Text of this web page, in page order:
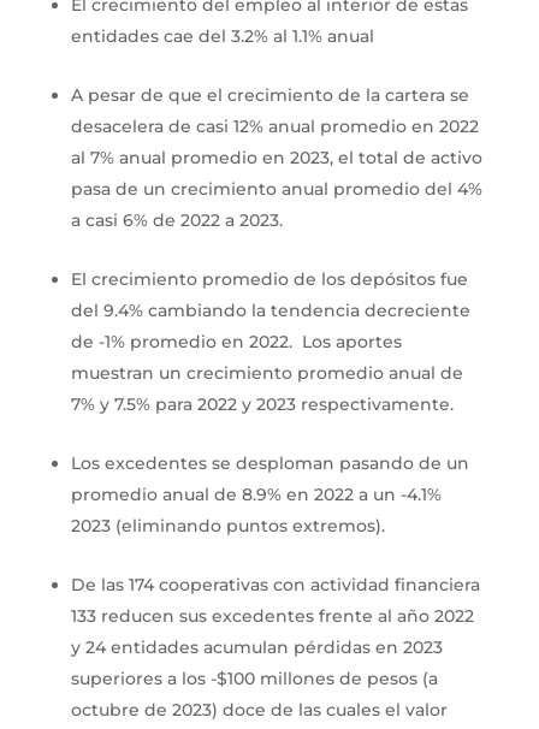
El crecimiento del empleo al interior de estas
entidades cae del 3.2% al 1.1% anual
A pesar de que el crecimiento de la cartera se
desacelera de casi 12% anual promedio en 2022
al 7% anual promedio en 2023, el total de activo
pasa de un crecimiento anual promedio del 4%
a casi 6% de 2022 a 2023.
El crecimiento promedio de los depósitos fue
del 9.4% cambiando la tendencia decreciente
de -1% promedio en 2022. Los aportes
muestran un crecimiento promedio anual de
7% y 7.5% para 2022 y 2023 respectivamente.
Los excedentes se desploman pasando de un
promedio anual de 8.9% en 2022 a un -4.1%
2023 (eliminando puntos extremos).
De las 174 cooperativas con actividad financiera
133 reducen sus excedentes frente al año 2022
y 24 entidades acumulan pérdidas en 2023
superiores a los -$100 millones de pesos (a
octubre de 2023) doce de las cuales el valor